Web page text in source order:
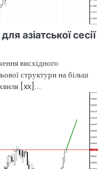
азіатської сесії
висхідного
структури на більш
[xx].…